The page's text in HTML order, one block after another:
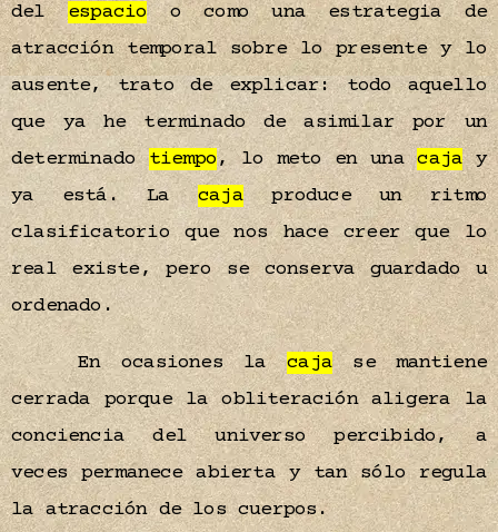
delespacioo como una estrategia de
atracción temporal sobre lo presente y lo
ausente, trato de explicar: todo aquello
que ya he terminado de asimilar por un
determinadotiempo, lo meto en unacajay
ya está. Lacajaproduce un ritmo
clasificatorio que nos hace creer que lo
real existe, pero se conserva guardado u
ordenado.
En ocasiones lacajase mantiene
cerrada porque la obliteración aligera la
conciencia del universo percibido, a
veces permanece abierta y tan sólo regula
la atracción de los cuerpos.